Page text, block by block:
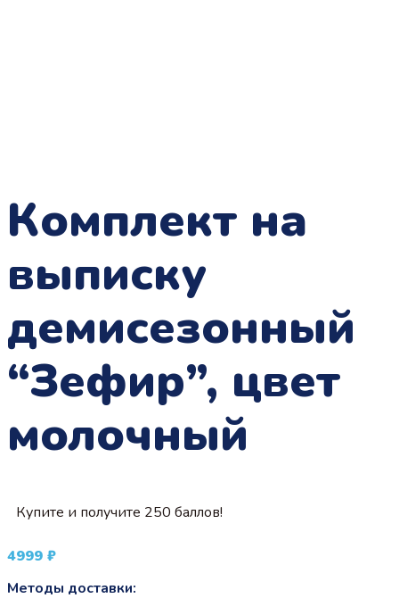
Комплект на
выписку
демисезонный
“Зефир”, цвет
молочный
Купите и получите 250 баллов!
4999 ₽
Методы доставки: